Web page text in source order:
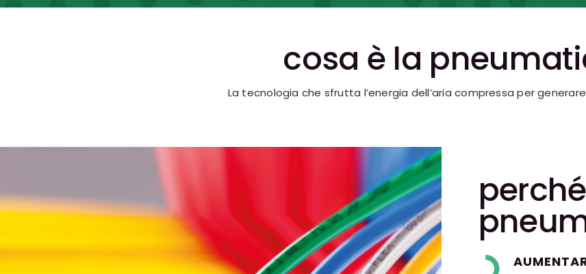
cosa è la
La tecnologia che sfrutta l’energia dell’aria compressa per